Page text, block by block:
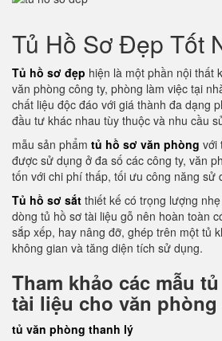
Tủ Hồ Sơ Đẹp Tốt
Tủ hồ sơ đẹp hiện là một phần nội thất
văn phòng công ty, phòng làm việc tại
chất liệu độc đáo với giá thành đa dạng
đầu tư khác nhau tùy thuộc và nhu cầu
mẫu sản phẩm tủ hồ sơ văn phòng với
được sử dụng ở đa số các công ty, văn
tốn với chi phí thấp, tối ưu công năng sử
Tủ hồ sơ sắt thiết kế có trọng lượng
dòng tủ hồ sơ tài liệu gỗ nên hoàn toàn
sắp xếp, hay nâng đỡ, ghép trên một tủ
không gian và tăng diện tích sử dụng.
Tham khảo các mẫu
tài liệu cho văn
tủ văn phòng thanh lý